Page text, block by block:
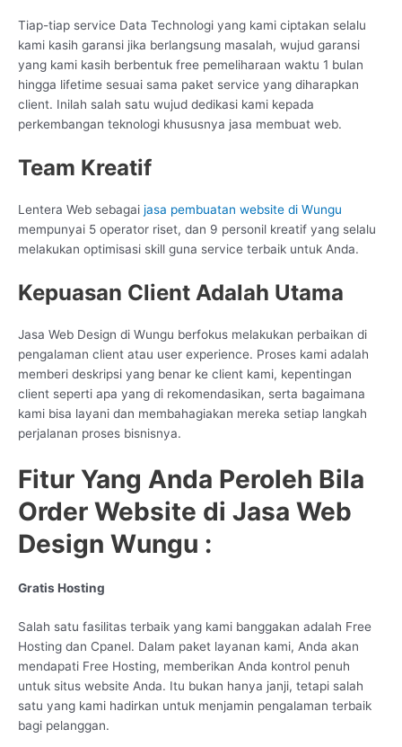
Tiap-tiap service Data Technologi yang kami ciptakan selalu
kami kasih garansi jika berlangsung masalah, wujud garansi
yang kami kasih berbentuk free pemeliharaan waktu 1 bulan
hingga lifetime sesuai sama paket service yang diharapkan
client. Inilah salah satu wujud dedikasi kami kepada
perkembangan teknologi khususnya jasa membuat web.
Team Kreatif
Lentera Web sebagai jasa pembuatan website di Wungu
mempunyai 5 operator riset, dan 9 personil kreatif yang selalu
melakukan optimisasi skill guna service terbaik untuk Anda.
Kepuasan Client Adalah Utama
Jasa Web Design di Wungu berfokus melakukan perbaikan di
pengalaman client atau user experience. Proses kami adalah
memberi deskripsi yang benar ke client kami, kepentingan
client seperti apa yang di rekomendasikan, serta bagaimana
kami bisa layani dan membahagiakan mereka setiap langkah
perjalanan proses bisnisnya.
Fitur Yang Anda Peroleh Bila
Order Website di Jasa Web
Design Wungu :
Gratis Hosting
Salah satu fasilitas terbaik yang kami banggakan adalah Free
Hosting dan Cpanel. Dalam paket layanan kami, Anda akan
mendapati Free Hosting, memberikan Anda kontrol penuh
untuk situs website Anda. Itu bukan hanya janji, tetapi salah
satu yang kami hadirkan untuk menjamin pengalaman terbaik
bagi pelanggan.